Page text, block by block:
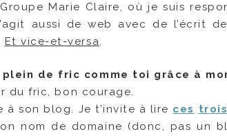
Marie Claire, où je suis
aussi de web avec de l’écrit
Et vice-et-versa.
de fric comme toi grâce à
du fric, bon courage.
à son blog. Je t’invite à lire ces trois
nom de domaine (donc, pas un